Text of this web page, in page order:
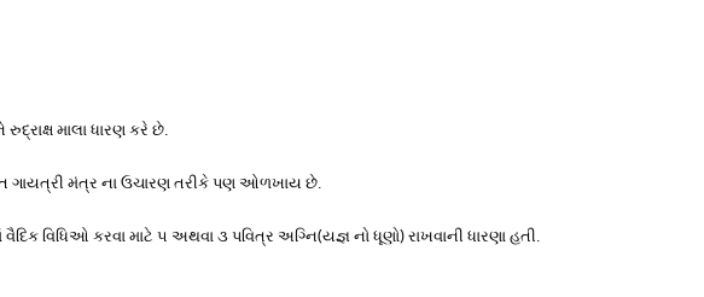
માલા ધારણ કરે છે.
ગાયત્રી મંત્ર ના ઉચારણ તરીકે પણ ઓળખાય છે.
વિધિઓ કરવા માટે ૫ અથવા ૩ પવિત્ર અગ્નિ(યજ્ઞ નો ધૂણો) રાખવાની ધારણા હતી.